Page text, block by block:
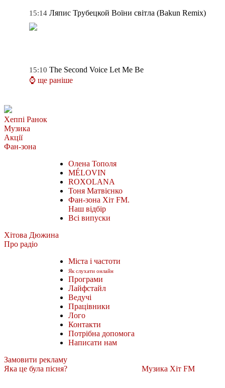
15:14 Ляпис Трубецкой Воїни світла (Bakun Remix)
15:10 The Second Voice Let Me Be
⌚ ще раніше
Хеппі Ранок
Музика
Акції
Фан-зона
Олена Тополя
MÉLOVIN
ROXOLANA
Тоня Матвієнко
Фан-зона Хіт FM.
Наш відбір
Всі випуски
Хітова Дюжина
Про радіо
Міста і частоти
Як слухати онлайн
Програми
Лайфстайл
Ведучі
Працівники
Лого
Контакти
Потрібна допомога
Написати нам
Замовити рекламу
Яка це була пісня?
Музика Хіт FM